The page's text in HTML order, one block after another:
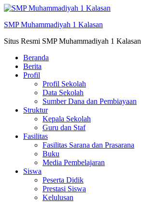
Skip
konten
SMP Muhammadiyah 1 Kalasan
Situs Resmi SMP Muhammadiyah 1 Kalasan
Beranda
Berita
Profil
Profil Sekolah
Data Sekolah
Sumber Dana dan Pembiayaan
Struktur
Kepala Sekolah
Guru dan Staf
Fasilitas
Fasilitas Sarana dan Prasarana
Buku
Media Pembelajaran
Siswa
Peserta Didik
Prestasi Siswa
Kelulusan